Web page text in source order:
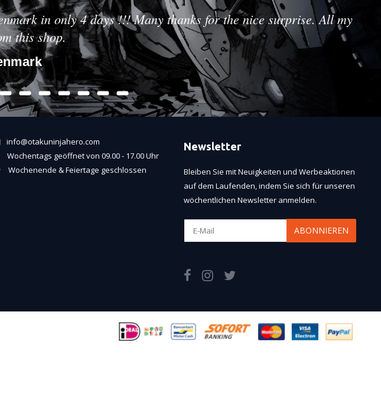
in only 4 days !!! Many thanks for the nice surprise. All my
this shop.
info@otakuninjahero.com
Wochentags geöffnet von 09.00 - 17.00 Uhr
Wochenende & Feiertage geschlossen
Newsletter
Bleiben Sie mit Neuigkeiten und Werbeaktionen
auf dem Laufenden, indem Sie sich für unseren
wöchentlichen Newsletter anmelden.
ABONNIEREN